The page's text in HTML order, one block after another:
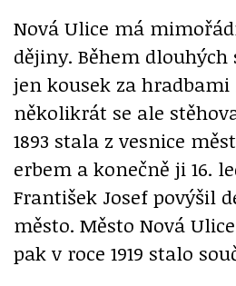
Nová Ulice má
dějiny. Během
jen kousek za hradbami
několikrát se ale
1893 stala z vesnice
erbem a konečně ji 16.
František Josef povýšil
město. Město Nová
pak v roce 1919 stalo